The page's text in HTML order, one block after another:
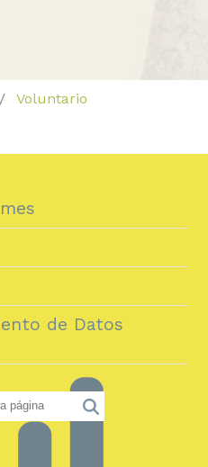
Voluntario
de Datos